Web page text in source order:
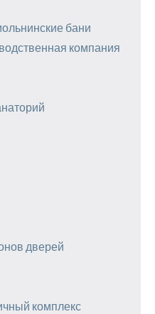
бани
компания
дверей
комплекс